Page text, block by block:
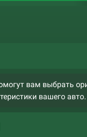
вам выбрать
вашего авто.